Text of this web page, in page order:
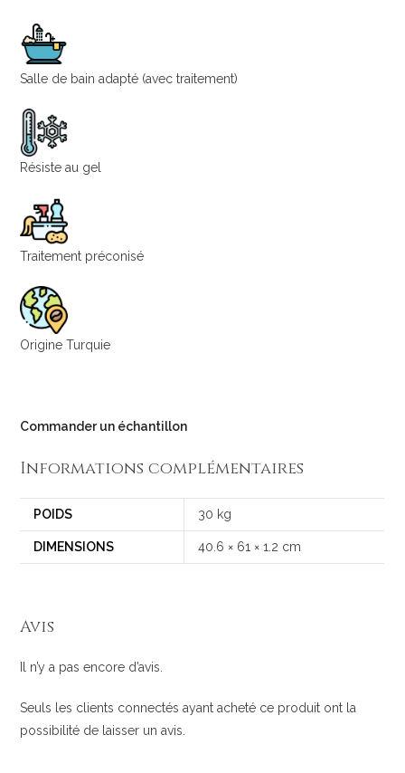
Salle de bain adapté (avec traitement)
Résiste au gel
Traitement préconisé
Origine Turquie
Commander un échantillon
Informations complémentaires
POIDS 30 kg
DIMENSIONS 40.6 × 61 × 1.2 cm
Avis
Il n’y a pas encore d’avis.
Seuls les clients connectés ayant acheté ce produit ont la
possibilité de laisser un avis.